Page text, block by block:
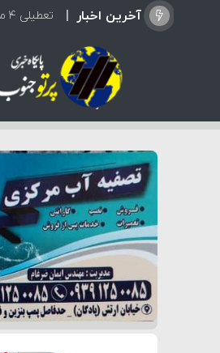
آخرین اخبار تعطیلی ۴ مرکز غیرمجاز دندانپزشکی در شیراز از ابتدای مردادماه تاکنون